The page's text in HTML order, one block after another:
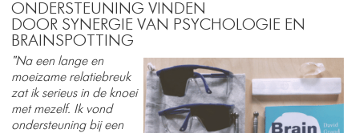
ONDERSTEUNING VINDEN
DOOR SYNERGIE VAN PSYCHOLOGIE EN
BRAINSPOTTING
"Na een lange en
moeizame relatiebreuk
zat ik serieus in de knoei
met mezelf. ​Ik vond
ondersteuning bij een